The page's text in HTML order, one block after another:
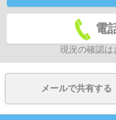
電
現況の確認は
メールで共有する